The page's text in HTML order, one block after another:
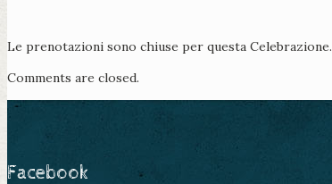
Le prenotazioni sono chiuse per questa Celebrazione.
Comments are closed.
Facebook